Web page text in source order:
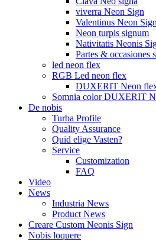
viverra Neon Sign
Valentinus Neon Sign
Neon turpis signum
Nativitatis Neonis
Partes & occasiones
led neon flex
RGB Led neon flex
DUXERIT Neon
Somnia color DUXERIT
De nobis
Turba Profile
Quality Assurance
Quid elige Vasten?
Service
Customization
FAQ
Video
News
Industria News
Product News
Creare Custom Neonis Sign
Nobis loquere